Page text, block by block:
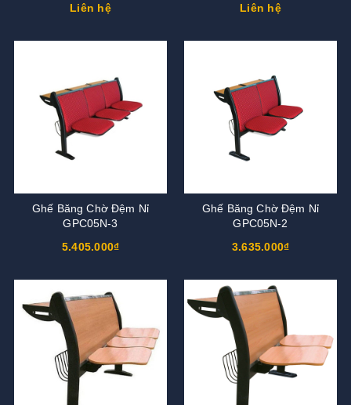
Liên hệ
Liên hệ
Ghế Băng Chờ Đệm Nỉ
GPC05N-3
5.405.000₫
Ghế Băng Chờ Đệm Nỉ
GPC05N-2
3.635.000₫